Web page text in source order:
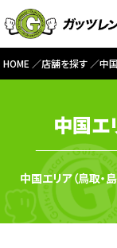
HOME 店舗を探す 中
中国エ
中国エリア（鳥取・